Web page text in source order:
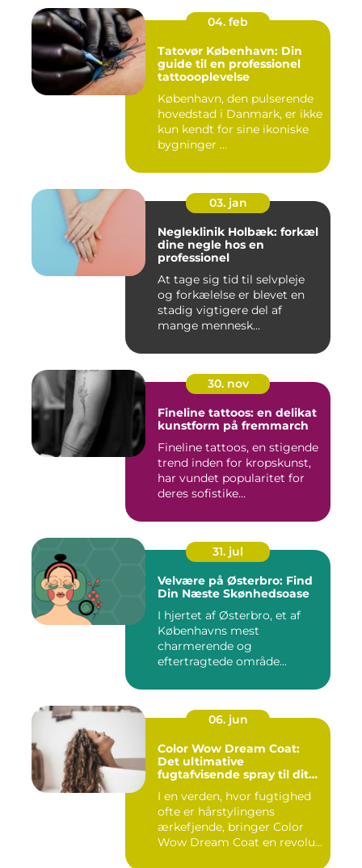
04. feb
Tatovør København: Din
guide til en professionel
tattoooplevelse
København, den pulserende
hovedstad i Danmark, er ikke
kun kendt for sine ikoniske
bygninger ...
03. jan
Negleklinik Holbæk: forkæl
dine negle hos en
professionel
At tage sig tid til selvpleje
og forkælelse er blevet en
stadig vigtigere del af
mange mennesk...
30. nov
Fineline tattoos: en delikat
kunstform på fremmarch
Fineline tattoos, en stigende
trend inden for kropskunst,
har vundet popularitet for
deres sofistike...
31. jul
Velvære på Østerbro: Find
Din Næste Skønhedsoase
I hjertet af Østerbro, et af
Københavns mest
charmerende og
eftertragtede område...
06. jun
Color Wow Dream Coat:
Det ultimative
fugtafvisende spray til dit
I en verden, hvor fugtighed
ofte er hårstylingens
ærkefjende, bringer Color
Wow Dream Coat en revolu...